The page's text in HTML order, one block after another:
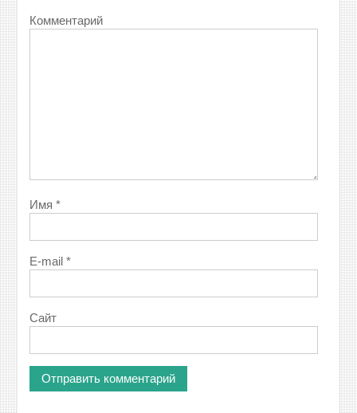
Комментарий
Имя*
E-mail*
Сайт